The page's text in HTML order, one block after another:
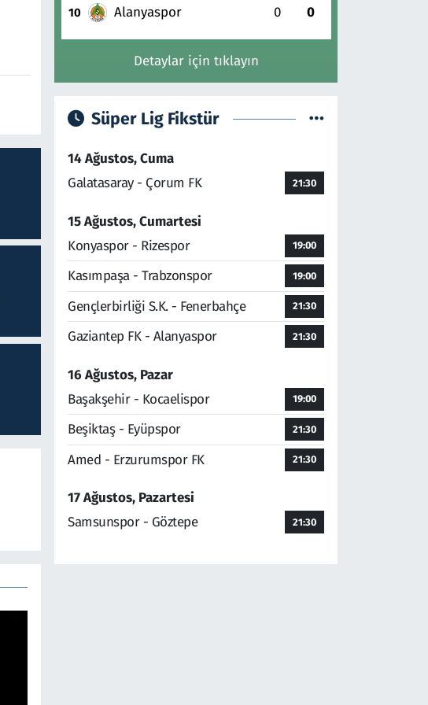
10 Alanyaspor 0 0
Detaylar için tıklayın
Süper Lig Fikstür
14 Ağustos, Cuma
Galatasaray - Çorum FK
21:30
15 Ağustos, Cumartesi
Konyaspor - Rizespor
19:00
Kasımpaşa - Trabzonspor 19:00
Gençlerbirliği S.K. - Fenerbahçe 21:30
Gaziantep FK - Alanyaspor 21:30
16 Ağustos, Pazar
Başakşehir - Kocaelispor
19:00
Beşiktaş - Eyüpspor 21:30
Amed - Erzurumspor FK 21:30
17 Ağustos, Pazartesi
Samsunspor - Göztepe
21:30